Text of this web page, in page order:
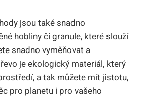
jsou také snadno
hobliny či granule, které slouží
snadno vyměňovat a
je ekologický materiál, který
a tak můžete mít jistotu,
pro planetu i pro vašeho